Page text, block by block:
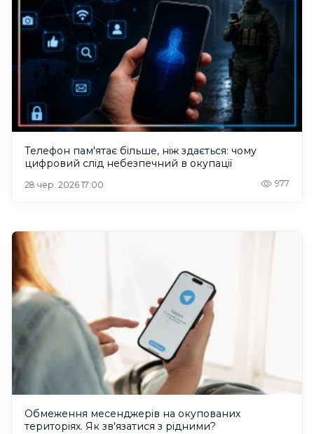
Телефон пам'ятає більше, ніж здається: чому
цифровий слід небезпечний в окупації
28 чер. 2026 17:00 977
Обмеження месенджерів на окупованих
територіях. Як зв'язатися з рідними?